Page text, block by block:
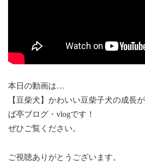
本日の動画は…
【豆柴犬】かわいい豆柴子犬の成長
ば亭ブログ・vlogです！
ぜひご覧ください。
ご視聴ありがとうございます。